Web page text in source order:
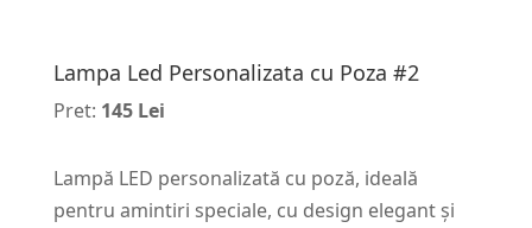
Lampa Led Personalizata cu Poza #2
Pret: 145 Lei
Lampă LED personalizată cu poză, ideală
pentru amintiri speciale, cu design elegant și